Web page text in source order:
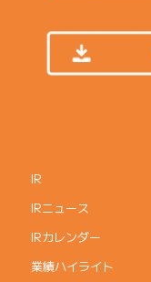
IR
IRニュース
IRカレンダー
業績ハイライト